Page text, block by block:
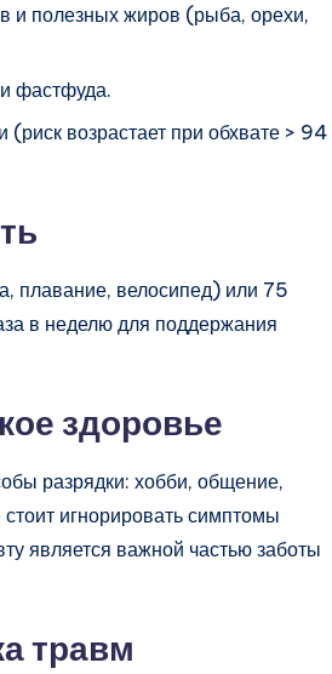
и полезных жиров (рыба, орехи,
фастфуда.
возрастает при обхвате > 94
плавание, велосипед) или 75
в неделю для поддержания
здоровье
разрядки: хобби, общение,
игнорировать симптомы
является важной частью заботы
травм